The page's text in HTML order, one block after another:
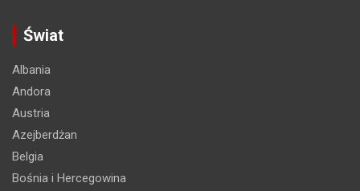
Świat
Albania
Andora
Austria
Azejberdżan
Belgia
Bośnia i Hercegowina